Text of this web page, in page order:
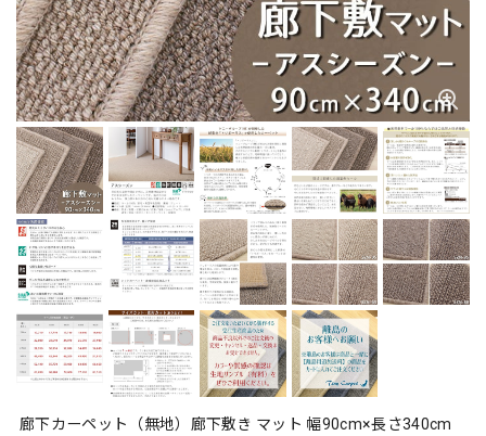
廊下カーペット（無地）廊下敷き マット 幅90cm×長さ340cm